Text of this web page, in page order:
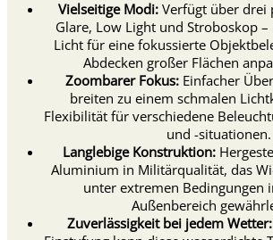
Vielseitige Modi:Verfügt über drei
Glare, Low Light und Stroboskop
Licht für eine fokussierte
Abdecken großer Flächen
Zoombarer Fokus:Einfacher
breiten zu einem schmalen
Flexibilität für verschiedene
und -situationen.
Langlebige Konstruktion:
Aluminium in Militärqualität, das
unter extremen Bedingungen
Außenbereich
Zuverlässigkeit bei jedem Wetter: